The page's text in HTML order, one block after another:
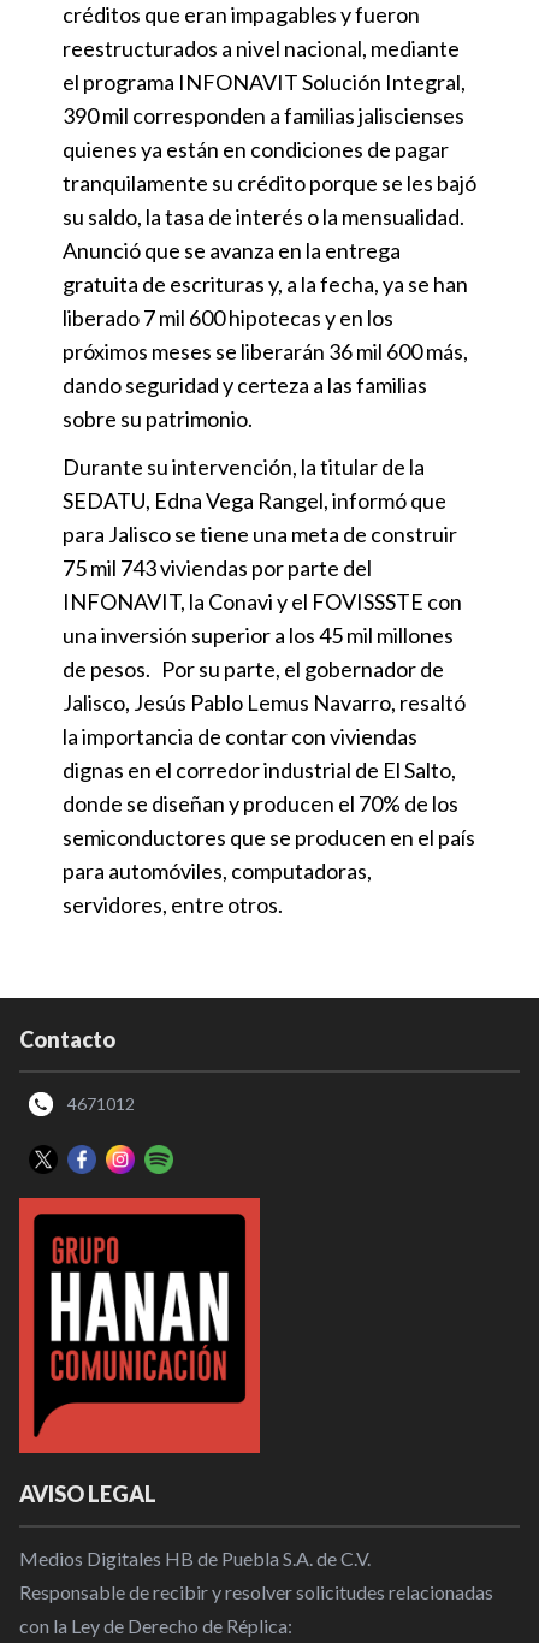
créditos que eran impagables y fueron
reestructurados a nivel nacional, mediante
el programa INFONAVIT Solución Integral,
390 mil corresponden a familias jaliscienses
quienes ya están en condiciones de pagar
tranquilamente su crédito porque se les bajó
su saldo, la tasa de interés o la mensualidad.
Anunció que se avanza en la entrega
gratuita de escrituras y, a la fecha, ya se han
liberado 7 mil 600 hipotecas y en los
próximos meses se liberarán 36 mil 600 más,
dando seguridad y certeza a las familias
sobre su patrimonio.
Durante su intervención, la titular de la
SEDATU, Edna Vega Rangel, informó que
para Jalisco se tiene una meta de construir
75 mil 743 viviendas por parte del
INFONAVIT, la Conavi y el FOVISSSTE con
una inversión superior a los 45 mil millones
de pesos. Por su parte, el gobernador de
Jalisco, Jesús Pablo Lemus Navarro, resaltó
la importancia de contar con viviendas
dignas en el corredor industrial de El Salto,
donde se diseñan y producen el 70% de los
semiconductores que se producen en el país
para automóviles, computadoras,
servidores, entre otros.
Contacto
4671012
AVISO LEGAL
Medios Digitales HB de Puebla S.A. de C.V.
Responsable de recibir y resolver solicitudes relacionadas
con la Ley de Derecho de Réplica: